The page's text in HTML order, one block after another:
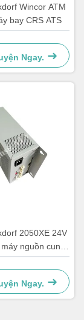
Wincor ATM
bay CRS ATS
Ngay.
2050XE 24V
nguồn cung
lượng
Ngay.